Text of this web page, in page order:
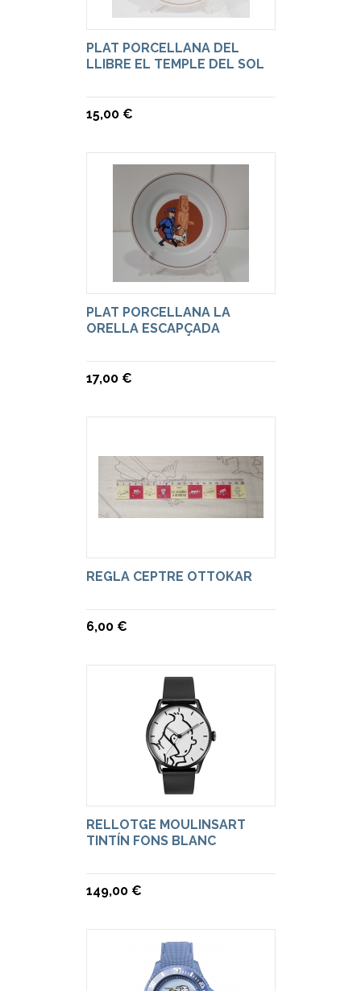
PLAT PORCELLANA DEL
LLIBRE EL TEMPLE DEL SOL
15,00 €
PLAT PORCELLANA LA
ORELLA ESCAPÇADA
17,00 €
REGLA CEPTRE OTTOKAR
6,00 €
RELLOTGE MOULINSART
TINTÍN FONS BLANC
149,00 €